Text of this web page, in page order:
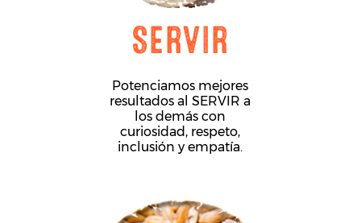
SERVIR
Potenciamos mejores
resultados al SERVIR a
los demás con
curiosidad, respeto,
inclusión y empatía.